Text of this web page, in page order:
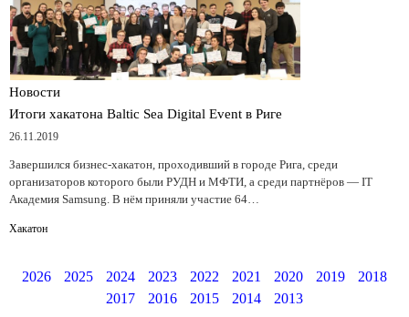
Новости
Итоги хакатона Baltic Sea Digital Event в Риге
26.11.2019
Завершился бизнес-хакатон, проходивший в городе Рига, среди
организаторов которого были РУДН и МФТИ, а среди партнёров — IT
Академия Samsung. В нём приняли участие 64…
Хакатон
2026 2025 2024 2023 2022 2021 2020 2019
2018
2017
2016 2015 2014 2013